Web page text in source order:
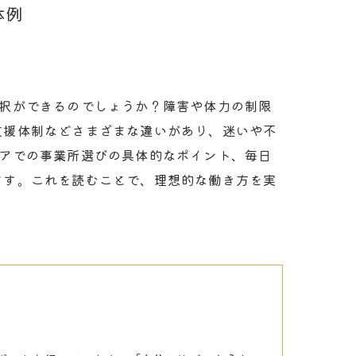
例
ができるのでしょうか？障害や体力の制限
体制などさまざまな違いがあり、迷いや不
での事業所選びの具体的なポイント、毎日
。これを読むことで、理想的な働き方を実